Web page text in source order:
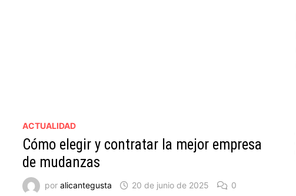
ACTUALIDAD
Cómo elegir y contratar la mejor empresa
de mudanzas
poralicantegusta 20 de junio de 2025 0